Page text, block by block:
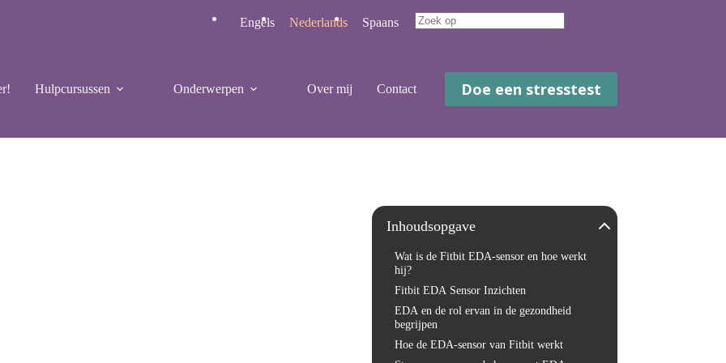
Engels Nederlands
Spaans
Hulpcursussen Onderwerpen Over mij Contact Doe een stresstest
Inhoudsopgave
Wat is de Fitbit EDA-sensor en hoe werkt
hij?
Fitbit EDA Sensor Inzichten
EDA en de rol ervan in de gezondheid
begrijpen
Hoe de EDA-sensor van Fitbit werkt